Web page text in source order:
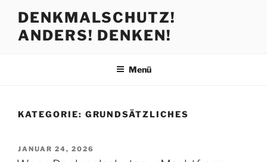
Inhalt
springen
DENKMALSCHUTZ!
ANDERS! DENKEN!
Menü
KATEGORIE: GRUNDSÄTZLICHES
VERÖFFENTLICHT
AM
JANUAR 24, 2026